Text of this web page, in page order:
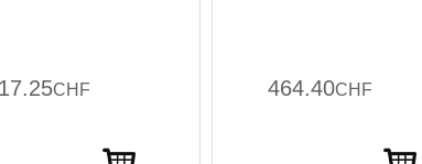
CHF 464.40CHF